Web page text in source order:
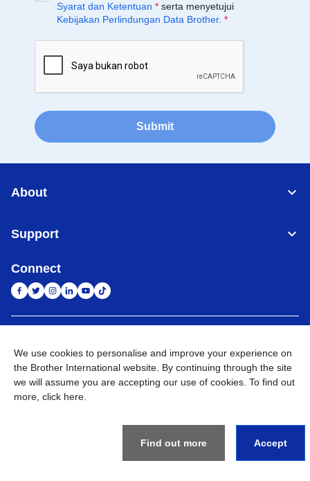
Syarat dan Ketentuan * serta menyetujui
Kebijakan Perlindungan Data Brother. *
Submit
About
Support
Connect
Privacy Policy Ketentuan Penggunaan Site Map Kunjungi Situs Global
©2026BROTHER INTERNATIONAL SALES INDONESIA All
We use cookies to personalise and improve your experience on
the Brother International website. By continuing through the site
we will assume you are accepting our use of cookies. To find out
more, click here
Find out more Accept